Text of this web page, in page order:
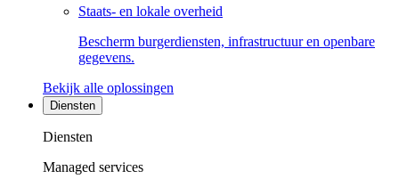
Staats- en lokale overheid
Bescherm burgerdiensten, infrastructuur en openbare
gegevens.
Bekijk alle oplossingen
Diensten
Diensten
Managed services